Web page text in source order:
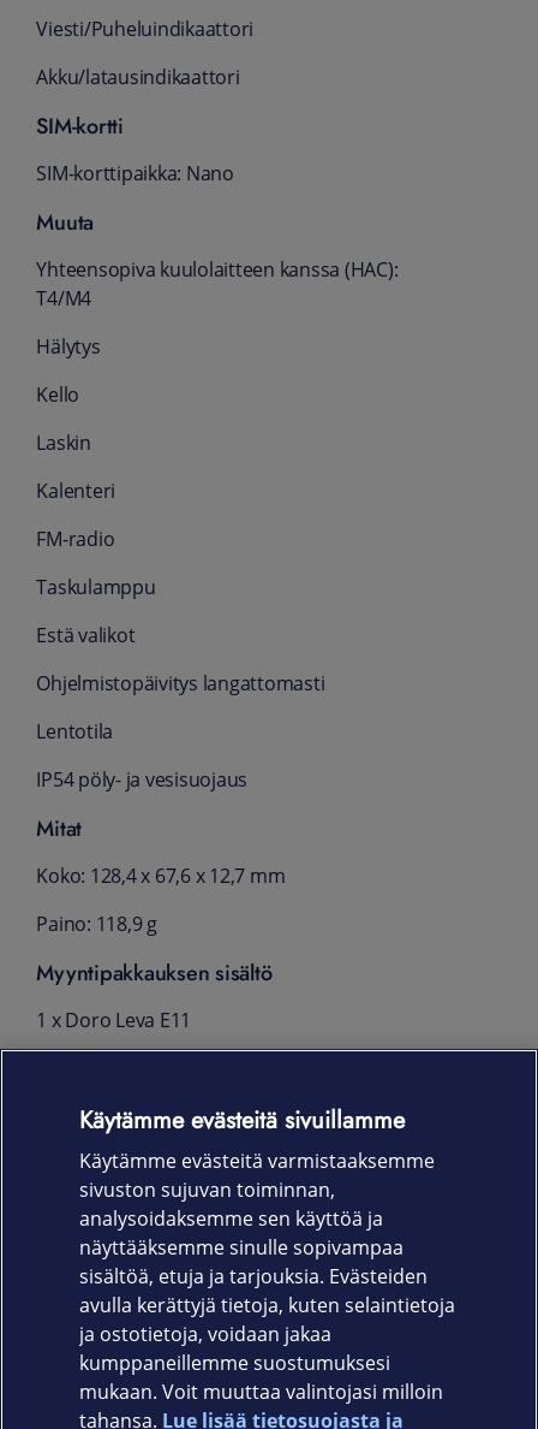
Viesti/Puheluindikaattori
Akku/latausindikaattori
SIM-kortti
SIM-korttipaikka: Nano
Muuta
Yhteensopiva kuulolaitteen kanssa (HAC):
T4/M4
Hälytys
Kello
Laskin
Kalenteri
FM-radio
Taskulamppu
Estä valikot
Ohjelmistopäivitys langattomasti
Lentotila
IP54 pöly- ja vesisuojaus
Mitat
Koko: 128,4 x 67,6 x 12,7 mm
Paino: 118,9 g
Myyntipakkauksen sisältö
1 x Doro Leva E11
1 x Lataustelakka
Käyttöohje
Takuu
Laitevalmistajan takuu: 24 kk
Käytämme evästeitä sivuillamme
Käytämme evästeitä varmistaaksemme
sivuston sujuvan toiminnan,
analysoidaksemme sen käyttöä ja
näyttääksemme sinulle sopivampaa
sisältöä, etuja ja tarjouksia. Evästeiden
avulla kerättyjä tietoja, kuten selaintietoja
ja ostotietoja, voidaan jakaa
kumppaneillemme suostumuksesi
mukaan. Voit muuttaa valintojasi milloin
tahansa. Lue lisää tietosuojasta ja